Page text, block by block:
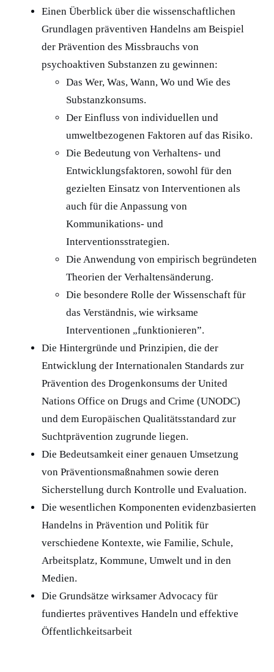
Einen Überblick über die wissenschaftlichen
Grundlagen präventiven Handelns am Beispiel
der Prävention des Missbrauchs von
psychoaktiven Substanzen zu gewinnen:
Das Wer, Was, Wann, Wo und Wie des
Substanzkonsums.
Der Einfluss von individuellen und
umweltbezogenen Faktoren auf das Risiko.
Die Bedeutung von Verhaltens- und
Entwicklungsfaktoren, sowohl für den
gezielten Einsatz von Interventionen als
auch für die Anpassung von
Kommunikations- und
Interventionsstrategien.
Die Anwendung von empirisch begründeten
Theorien der Verhaltensänderung.
Die besondere Rolle der Wissenschaft für
das Verständnis, wie wirksame
Interventionen „funktionieren”.
Die Hintergründe und Prinzipien, die der
Entwicklung der Internationalen Standards zur
Prävention des Drogenkonsums der United
Nations Office on Drugs and Crime (UNODC)
und dem Europäischen Qualitätsstandard zur
Suchtprävention zugrunde liegen.
Die Bedeutsamkeit einer genauen Umsetzung
von Präventionsmaßnahmen sowie deren
Sicherstellung durch Kontrolle und Evaluation.
Die wesentlichen Komponenten evidenzbasierten
Handelns in Prävention und Politik für
verschiedene Kontexte, wie Familie, Schule,
Arbeitsplatz, Kommune, Umwelt und in den
Medien.
Die Grundsätze wirksamer Advocacy für
fundiertes präventives Handeln und effektive
Öffentlichkeitsarbeit